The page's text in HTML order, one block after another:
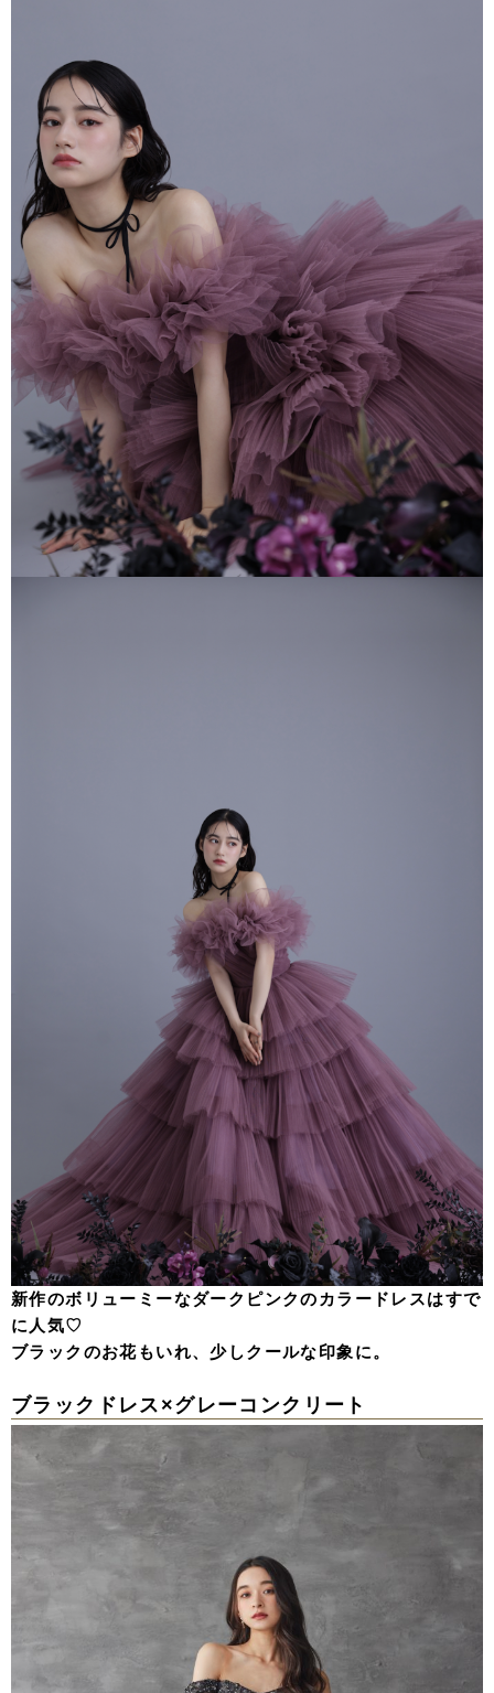
新作のボリューミーなダークピンクのカラードレスはすで
に人気♡
ブラックのお花もいれ、少しクールな印象に。
ブラックドレス×グレーコンクリート